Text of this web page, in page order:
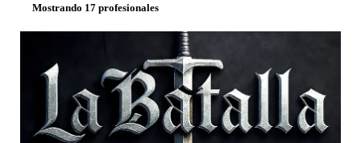
Mostrando 17 profesionales